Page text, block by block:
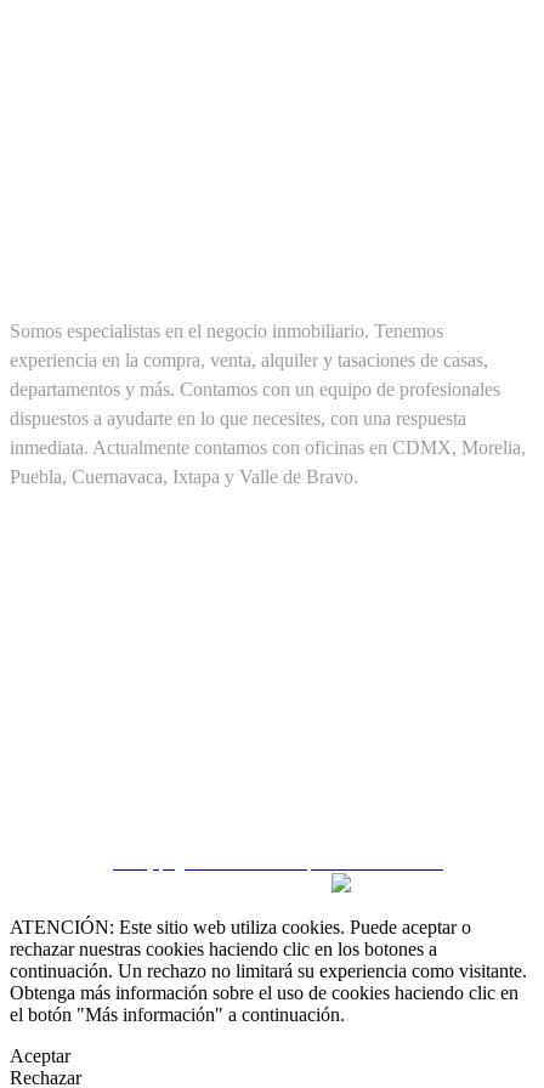
Somos especialistas en el negocio inmobiliario. Tenemos
experiencia en la compra, venta, alquiler y tasaciones de casas,
departamentos y más. Contamos con un equipo de profesionales
dispuestos a ayudarte en lo que necesites, con una respuesta
inmediata. Actualmente contamos con oficinas en CDMX, Morelia,
Puebla, Cuernavaca, Ixtapa y Valle de Bravo.
ATENCIÓN: Este sitio web utiliza cookies. Puede aceptar o
rechazar nuestras cookies haciendo clic en los botones a
continuación. Un rechazo no limitará su experiencia como visitante.
Obtenga más información sobre el uso de cookies haciendo clic en
el botón "Más información" a continuación.
Aceptar
Rechazar